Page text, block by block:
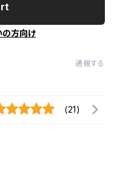
の方向け
通報する
(21)